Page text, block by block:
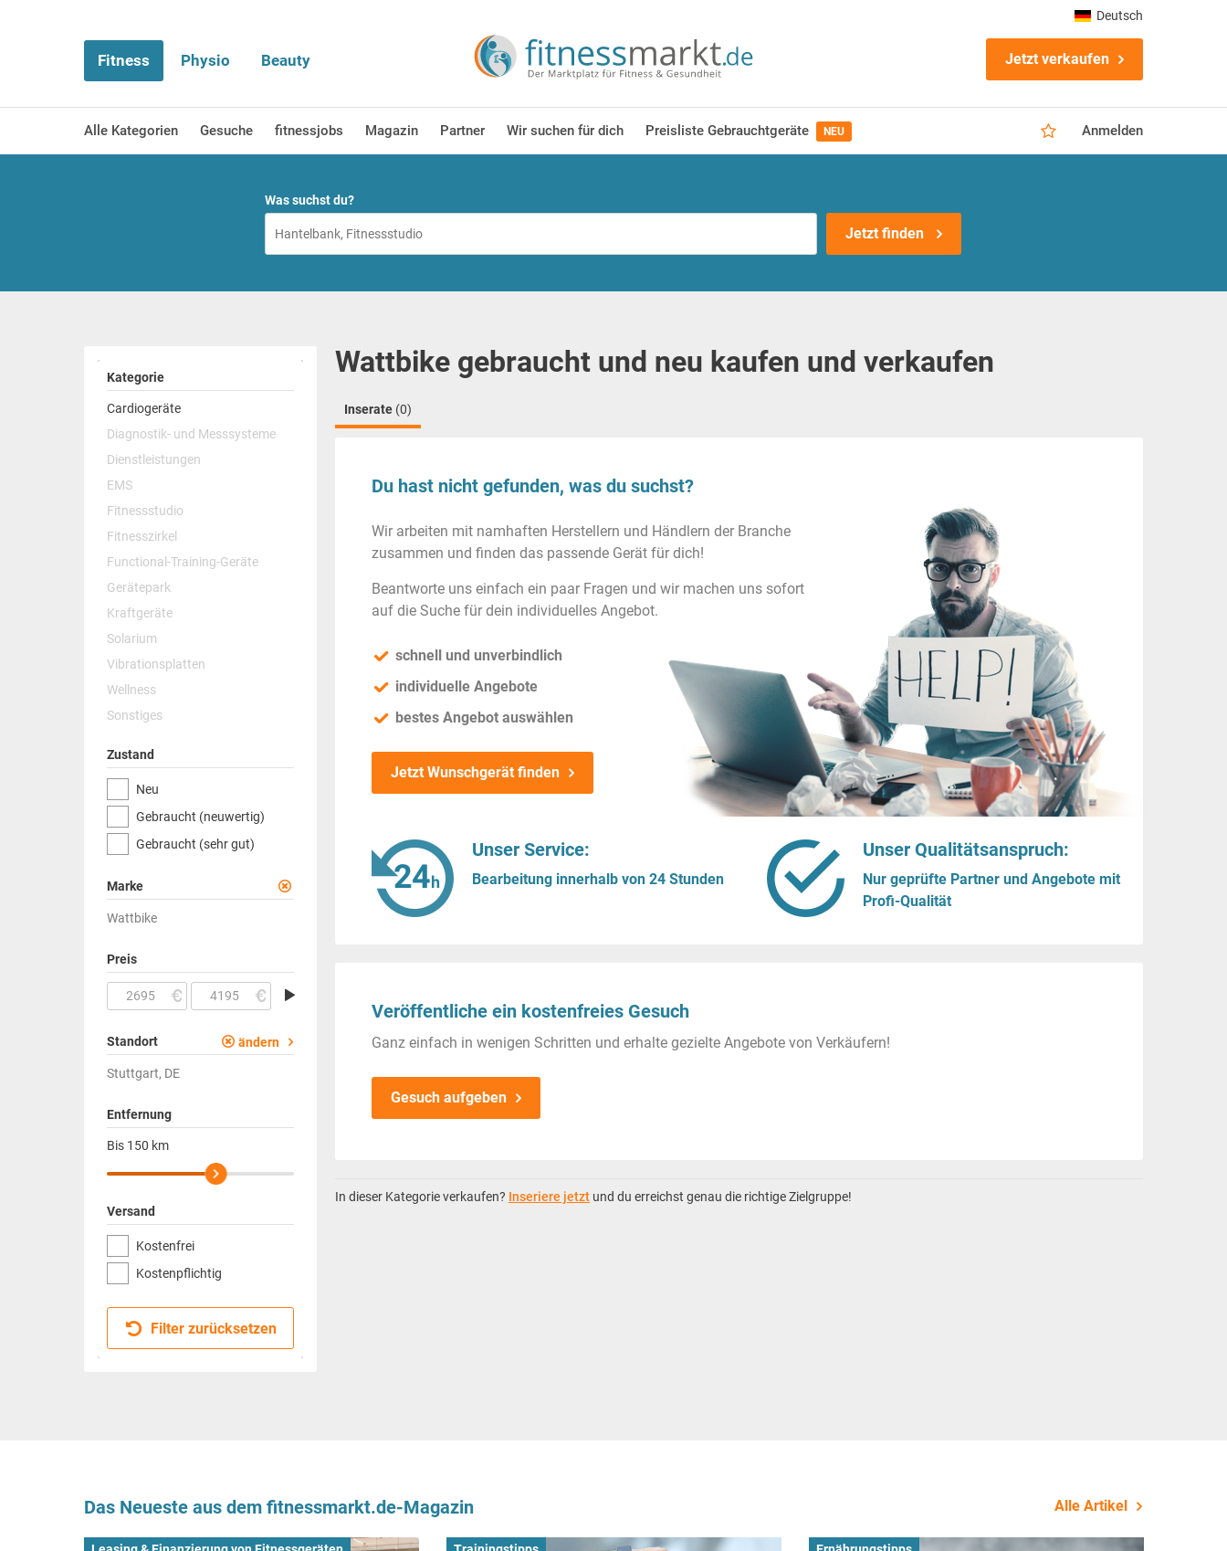
Fitness Physio Beauty Jetzt verkaufen
Alle Kategorien Gesuche fitnessjobs Magazin Partner Wir suchen für dich Preisliste Gebrauchtgeräte NEU Anmelden
Deutsch
Was suchst du?
Jetzt finden
Kategorie
Cardiogeräte
Diagnostik- und Messsysteme
Dienstleistungen
EMS
Fitnessstudio
Fitnesszirkel
Functional-Training-Geräte
Gerätepark
Kraftgeräte
Solarium
Vibrationsplatten
Wellness
Sonstiges
Zustand
Neu
Gebraucht (neuwertig)
Gebraucht (sehr gut)
Marke
Wattbike
Preis
Standort ändern
Stuttgart, DE
Entfernung
Bis 150 km
Versand
Kostenfrei
Kostenpflichtig
Filter zurücksetzen
Wattbike gebraucht und neu kaufen und verkaufen
Inserate (0)
Du hast nicht gefunden, was du suchst?
Wir arbeiten mit namhaften Herstellern und Händlern der Branche
zusammen und finden das passende Gerät für dich!
Beantworte uns einfach ein paar Fragen und wir machen uns sofort
auf die Suche für dein individuelles Angebot.
schnell und unverbindlich
individuelle Angebote
bestes Angebot auswählen
Jetzt Wunschgerät finden
Unser Service:
Bearbeitung innerhalb von 24 Stunden
Unser Qualitätsanspruch:
Nur geprüfte Partner und Angebote mit
Profi-Qualität
Veröffentliche ein kostenfreies Gesuch
Ganz einfach in wenigen Schritten und erhalte gezielte Angebote von Verkäufern!
Gesuch aufgeben
In dieser Kategorie verkaufen? Inseriere jetzt und du erreichst genau die richtige Zielgruppe!
Das Neueste aus dem fitnessmarkt.de-Magazin Alle Artikel